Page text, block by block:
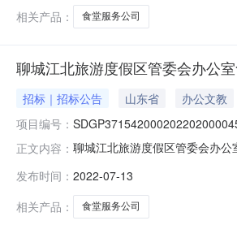
相关产品：
食堂服务公司
聊城江北旅游度假区管委会办公
招标｜招标公告 山东省 办公文教
项目编号：
正文内容： 聊城江北旅游度假区管委会办
取招标文件，并于2022-07-
发布时间： 2022-07-13
相关产品：
食堂服务公司